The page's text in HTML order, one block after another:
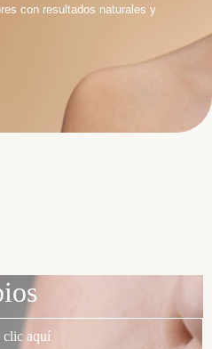
con resultados naturales y
clic aquí